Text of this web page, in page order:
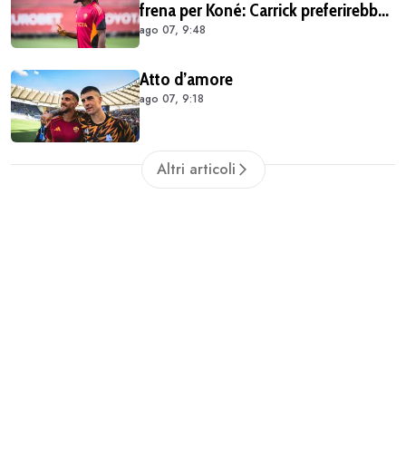
frena per Koné: Carrick preferirebbe
altri profili
ago 07, 9:48
Atto d’amore
ago 07, 9:18
Altri articoli